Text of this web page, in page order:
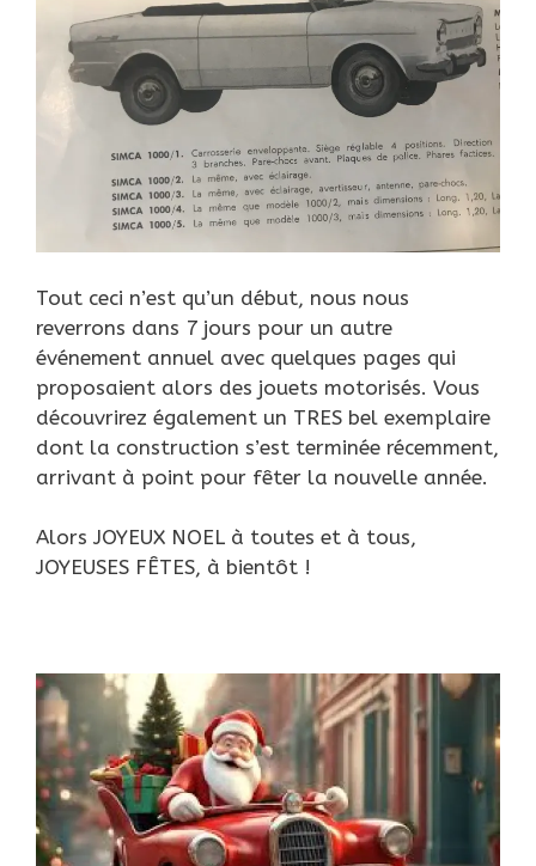
Tout ceci n’est qu’un début, nous nous
reverrons dans 7 jours pour un autre
événement annuel avec quelques pages qui
proposaient alors des jouets motorisés. Vous
découvrirez également un TRES bel exemplaire
dont la construction s’est terminée récemment,
arrivant à point pour fêter la nouvelle année.
Alors JOYEUX NOEL à toutes et à tous,
JOYEUSES FÊTES, à bientôt !